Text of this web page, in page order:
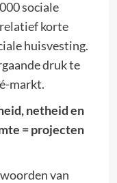
sociale
korte
huisvesting.
druk te
markt.
netheid en
= projecten
van